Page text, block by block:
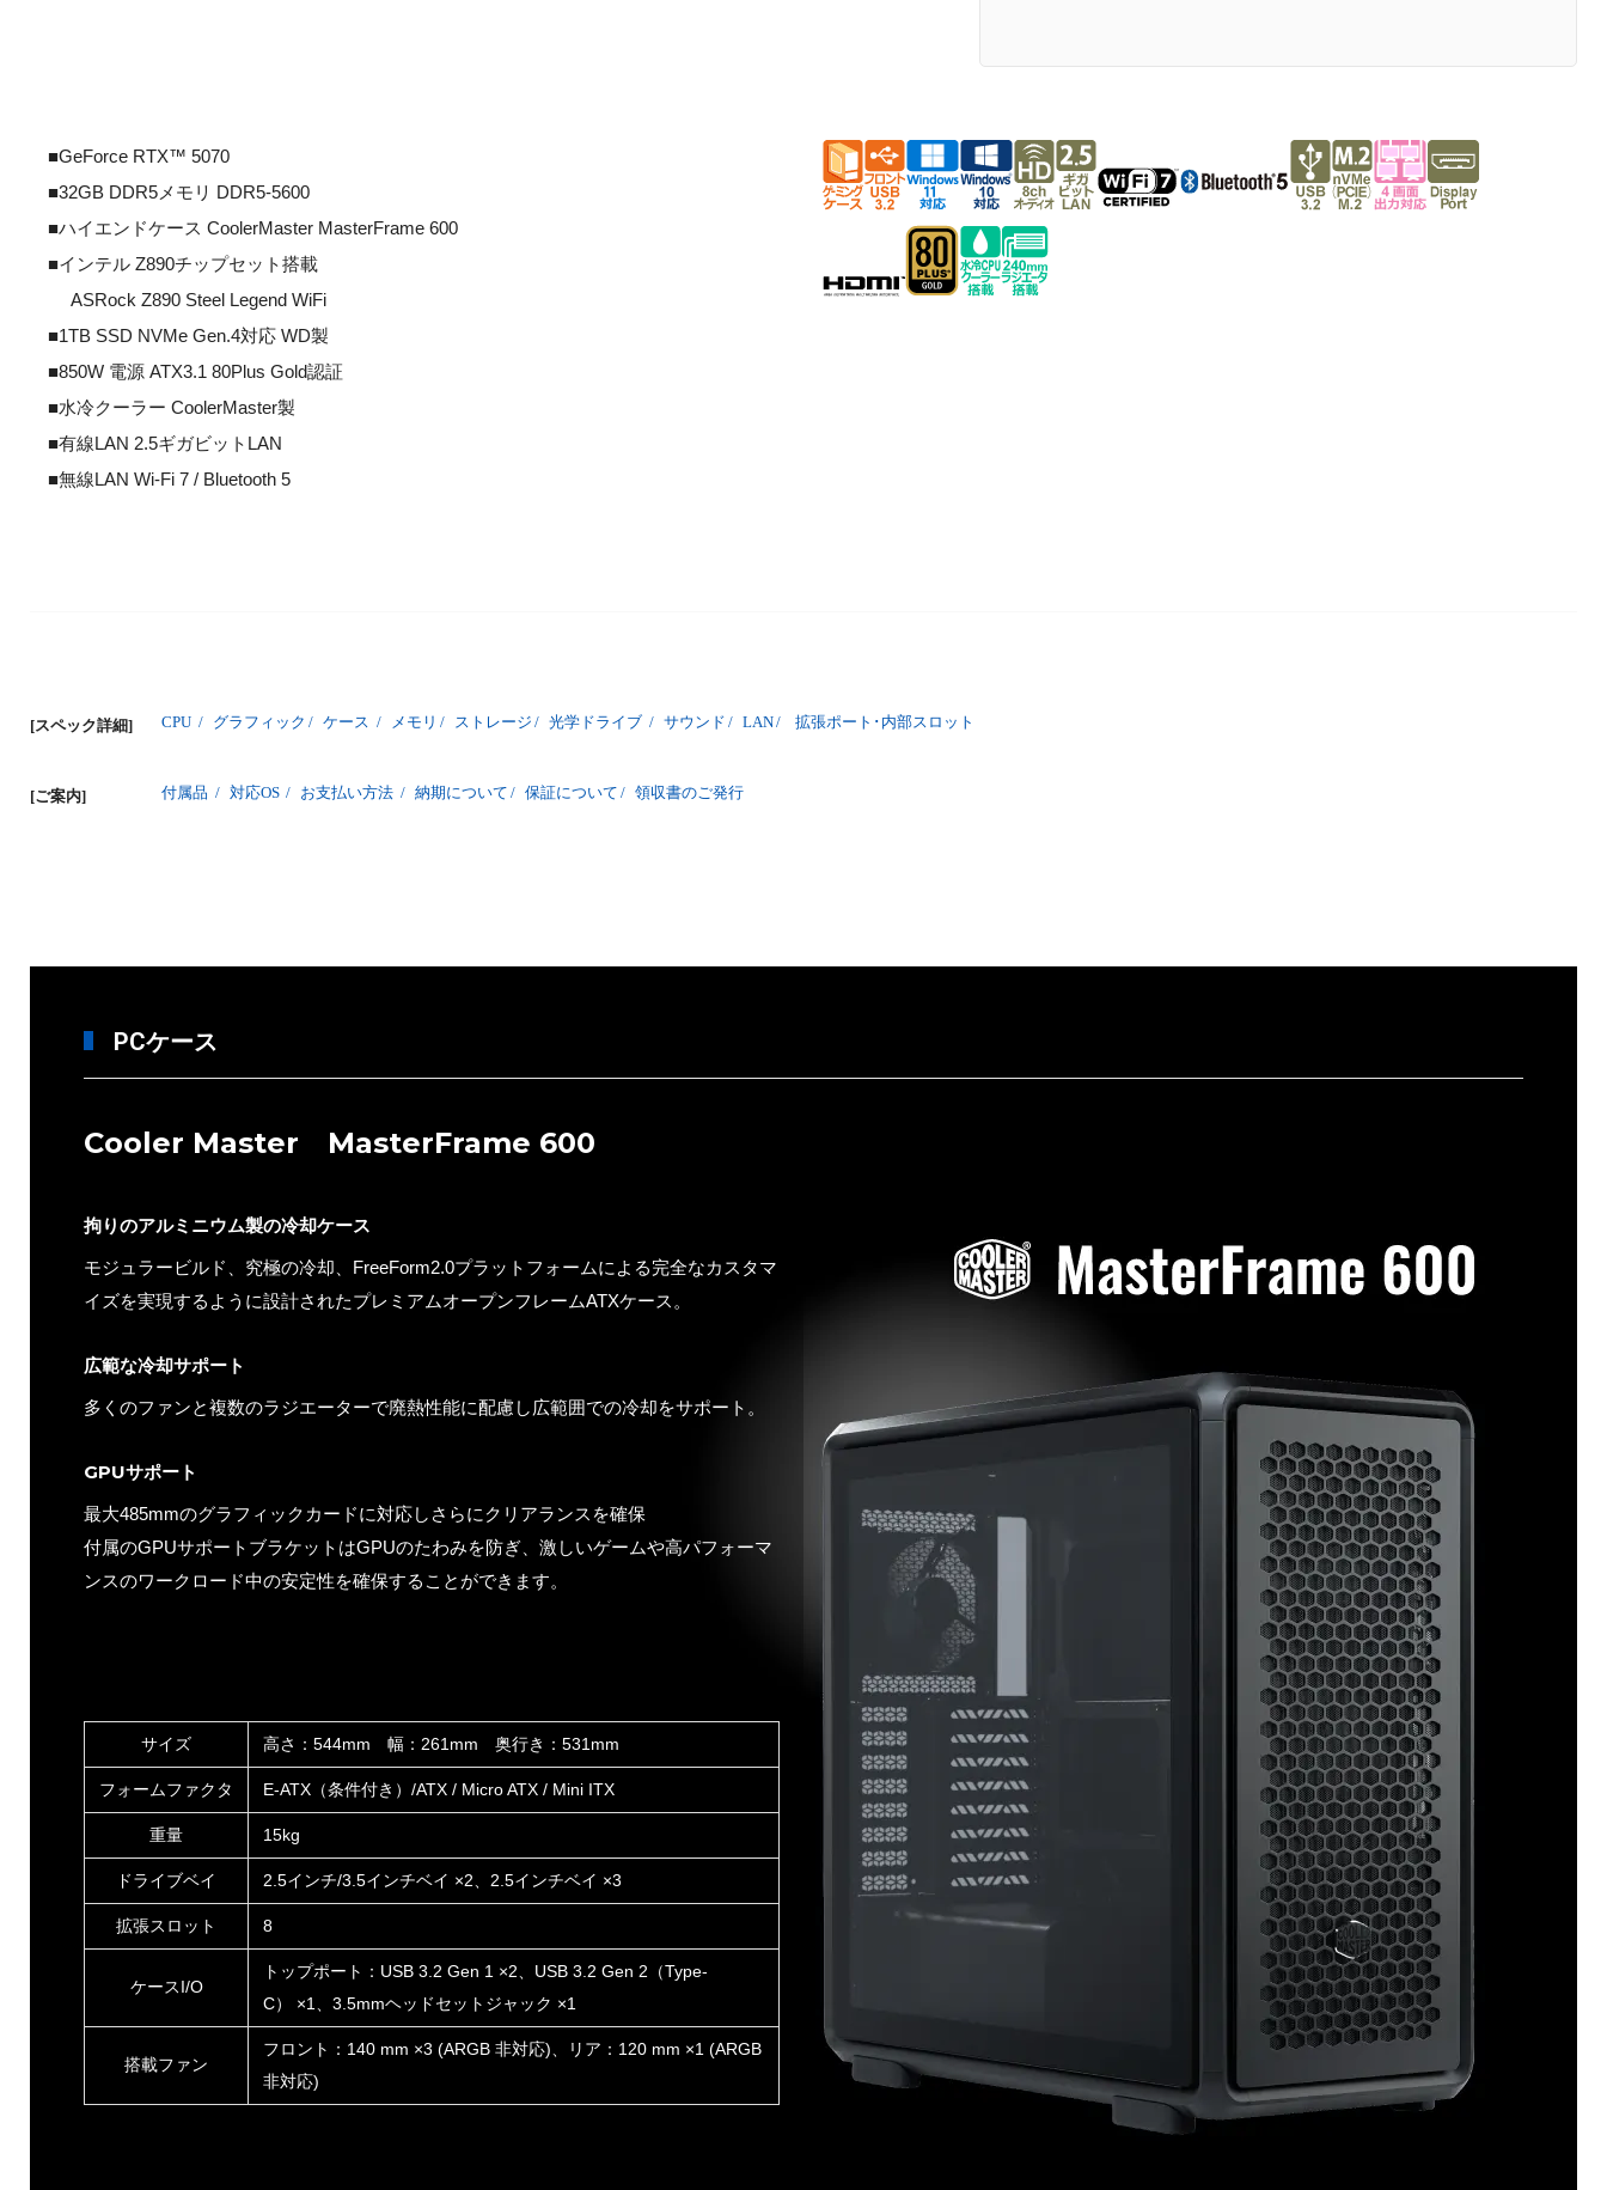
■GeForce RTX™ 5070
■32GB DDR5メモリ DDR5-5600
■ハイエンドケース CoolerMaster MasterFrame 600
■インテル Z890チップセット搭載
ASRock Z890 Steel Legend WiFi
■1TB SSD NVMe Gen.4対応 WD製
■850W 電源 ATX3.1 80Plus Gold認証
■水冷クーラー CoolerMaster製
■有線LAN 2.5ギガビットLAN
■無線LAN Wi-Fi 7 / Bluetooth 5
[スペック詳細] CPU / グラフィック / ケース / メモリ / ストレージ / 光学ドライブ / サウンド / LAN/ 拡張ポート･内部スロット
[ご案内] 付属品 / 対応OS / お支払い方法 / 納期について / 保証について / 領収書のご発行
PCケース
Cooler Master MasterFrame 600
拘りのアルミニウム製の冷却ケース
モジュラービルド、究極の冷却、FreeForm2.0プラットフォームによる完全なカスタマ
イズを実現するように設計されたプレミアムオープンフレームATXケース。
広範な冷却サポート
多くのファンと複数のラジエーターで廃熱性能に配慮し広範囲での冷却をサポート。
GPUサポート
最大485mmのグラフィックカードに対応しさらにクリアランスを確保
付属のGPUサポートブラケットはGPUのたわみを防ぎ、激しいゲームや高パフォーマ
ンスのワークロード中の安定性を確保することができます。
サイズ 高さ：544mm 幅：261mm 奥行き：531mm
フォームファクタ E-ATX（条件付き）/ATX / Micro ATX / Mini ITX
重量 15kg
ドライブベイ 2.5インチ/3.5インチベイ ×2、2.5インチベイ ×3
拡張スロット 8
ケースI/O
トップポート：USB 3.2 Gen 1 ×2、USB 3.2 Gen 2（Type-
C） ×1、3.5mmヘッドセットジャック ×1
搭載ファン
フロント：140 mm ×3 (ARGB 非対応)、リア：120 mm ×1 (ARGB
非対応)